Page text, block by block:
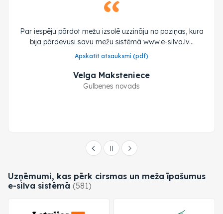
Par iespēju pārdot mežu izsolē uzzināju no paziņas, kura
bija pārdevusi savu mežu sistēmā www.e-silva.lv...
Apskatīt atsauksmi (pdf)
Velga Maksteniece
Gulbenes novads
Uzņēmumi, kas pērk cirsmas un meža īpašumus
e-silva sistēmā (581)